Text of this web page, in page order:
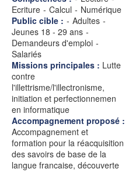
Ecriture - Calcul - Numérique
Public cible : - Adultes -
Jeunes 18 - 29 ans -
Demandeurs d'emploi -
Salariés
Missions principales : Lutte
contre
l'illettrisme/l'illectronisme,
initiation et perfectionnemen
en informatique
Accompagnement proposé :
Accompagnement et
formation pour la réacquisition
des savoirs de base de la
langue francaise, découverte